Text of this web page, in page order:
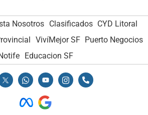
Nosotros Clasificados CYD Litoral
VivíMejor SF Puerto Negocios
Educacion SF